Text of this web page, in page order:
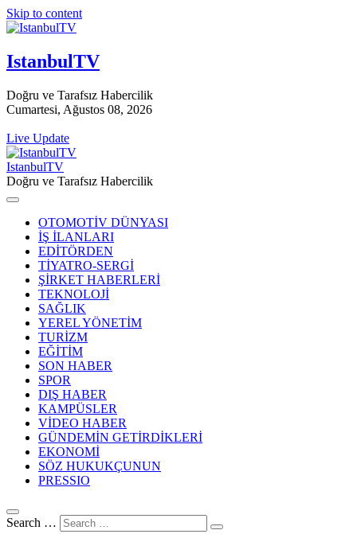
Skip to content
IstanbulTV
Doğru ve Tarafsız Habercilik
Cumartesi, Ağustos 08, 2026
Live Update
IstanbulTV
Doğru ve Tarafsız Habercilik
OTOMOTİV DÜNYASI
İŞ İLANLARI
EDİTÖRDEN
TİYATRO-SERGİ
ŞİRKET HABERLERİ
TEKNOLOJİ
SAĞLIK
YEREL YÖNETİM
TURİZM
EĞİTİM
SON HABER
SPOR
DIŞ HABER
KAMPÜSLER
VİDEO HABER
GÜNDEMİN GETİRDİKLERİ
EKONOMİ
SÖZ HUKUKÇUNUN
PRESSIO
Search …